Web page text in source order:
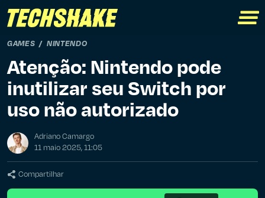
GAMES NINTENDO
Atenção: Nintendo pode
inutilizar seu Switch por
uso não autorizado
Adriano Camargo
11 maio 2025, 11:05
Compartilhar